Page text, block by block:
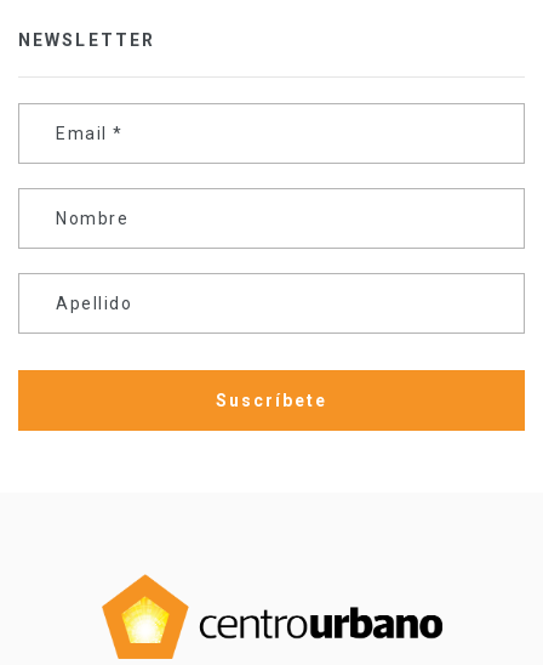
NEWSLETTER
Email *
Nombre
Apellido